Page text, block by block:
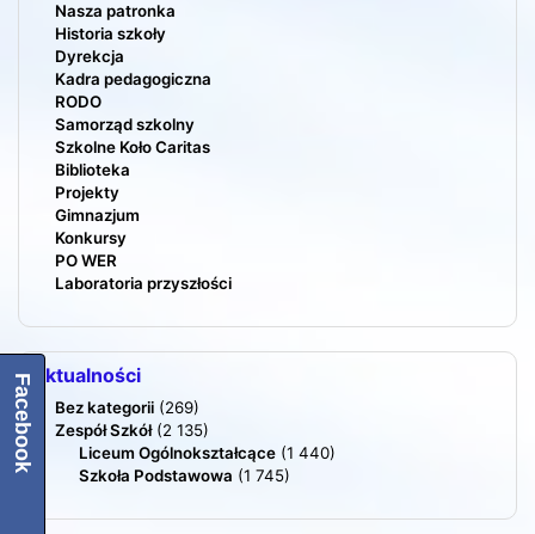
Nasza patronka
Historia szkoły
Dyrekcja
Kadra pedagogiczna
RODO
Samorząd szkolny
Szkolne Koło Caritas
Biblioteka
Projekty
Gimnazjum
Konkursy
PO WER
Laboratoria przyszłości
Aktualności
Bez kategorii (269)
Zespół Szkół(2 135)
Liceum Ogólnokształcące (1 440)
Szkoła Podstawowa (1 745)
Facebook